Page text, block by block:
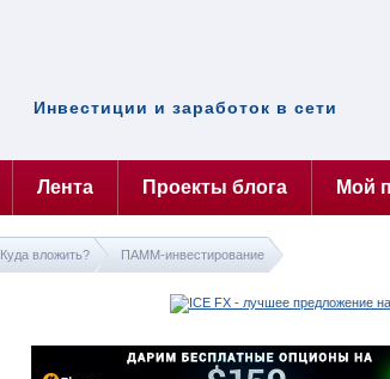
Инвестиции и заработок в сети
Лента Проекты блога Мой
Куда вложить? ПАММ-инвестирование